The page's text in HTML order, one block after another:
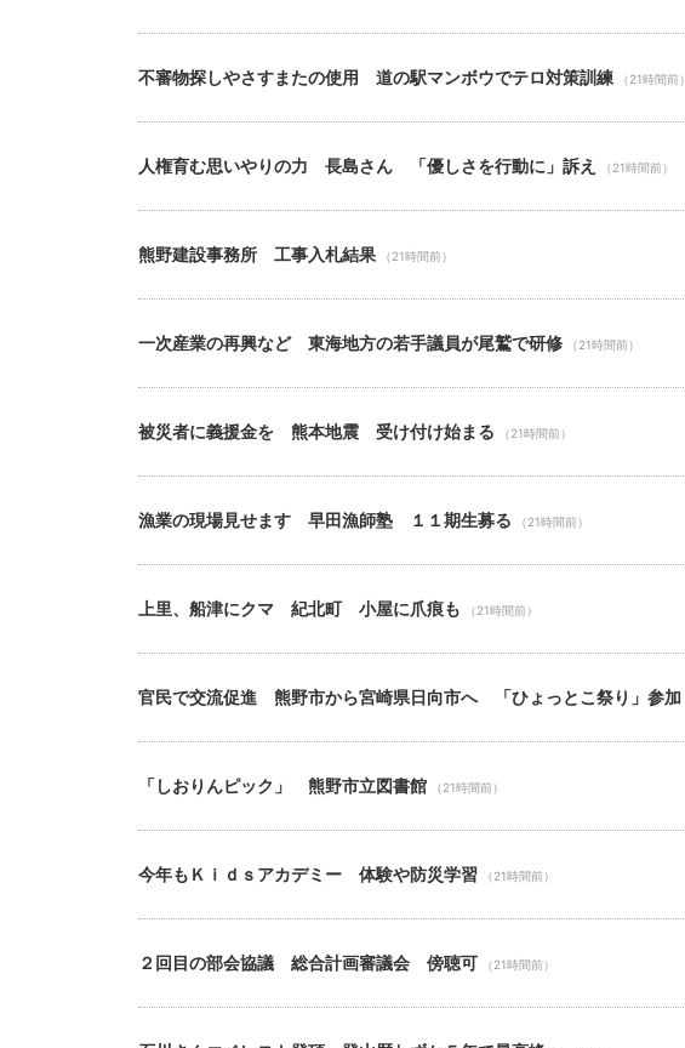
不審物探しやさすまたの使用 道の駅マンボウでテロ対策訓練 （21時間前）
人権育む思いやりの力 長島さん 「優しさを行動に」訴え （21時間前）
熊野建設事務所 工事入札結果 （21時間前）
一次産業の再興など 東海地方の若手議員が尾鷲で研修 （21時間前）
被災者に義援金を 熊本地震 受け付け始まる （21時間前）
漁業の現場見せます 早田漁師塾 １１期生募る （21時間前）
上里、船津にクマ 紀北町 小屋に爪痕も （21時間前）
官民で交流促進 熊野市から宮崎県日向市へ 「ひょっとこ祭り」参加
「しおりんピック」 熊野市立図書館 （21時間前）
今年もＫｉｄｓアカデミー 体験や防災学習 （21時間前）
２回目の部会協議 総合計画審議会 傍聴可 （21時間前）